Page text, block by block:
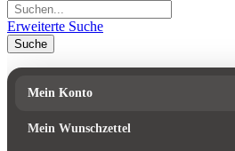
Erweiterte Suche
Suche
Mein Konto
Mein Wunschzettel